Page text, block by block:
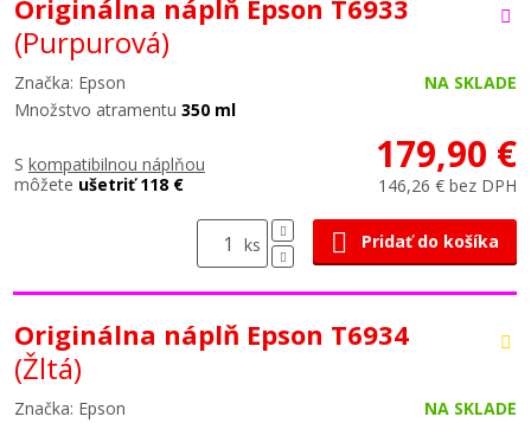
Originálna náplň Epson T6933
(Purpurová)
Značka: Epson
NA SKLADE
Množstvo atramentu 350 ml
S kompatibilnou náplňou
môžete ušetriť 118 €
179,90 €
146,26 € bez DPH
ks Pridať do košíka
Originálna náplň Epson T6934
(Žltá)
Značka: Epson
NA SKLADE